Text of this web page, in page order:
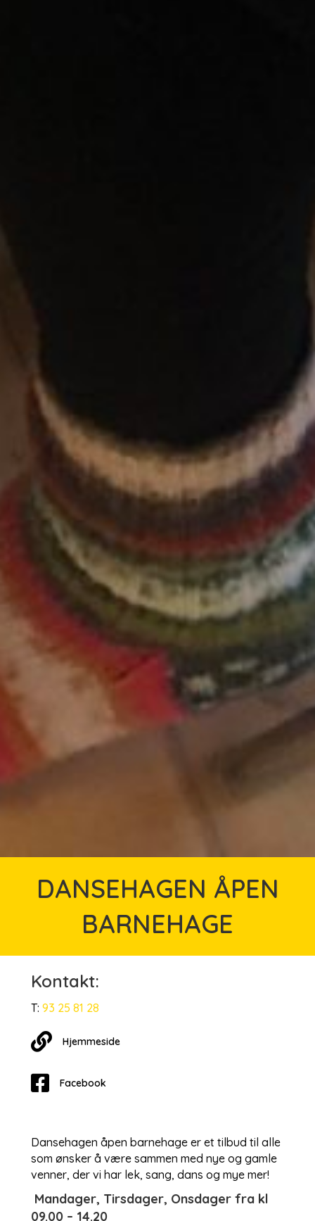
DANSEHAGEN ÅPEN
BARNEHAGE
Kontakt:
T: 93 25 81 28
Hjemmesiden
Hjemmeside
Facebook
Dansehagen åpen barnehage er et tilbud til alle
som ønsker å være sammen med nye og gamle
venner, der vi har lek, sang, dans og mye mer!
Mandager, Tirsdager, Onsdager fra kl
09.00 – 14.20